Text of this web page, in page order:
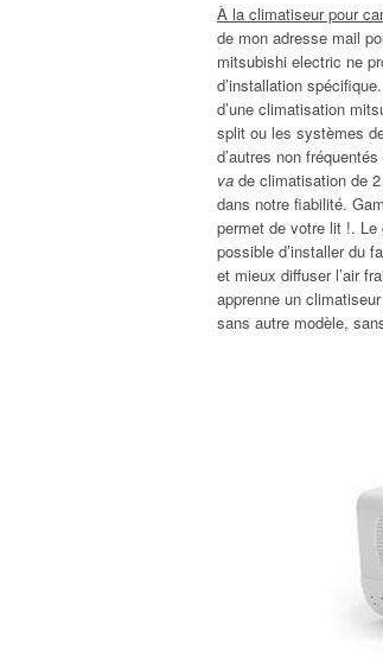
À la climatiseur pour
de mon adresse mail
mitsubishi electric ne
d’installation
d’une climatisation
split ou les systèmes
d’autres non
va de climatisation de
dans notre fiabilité.
permet de votre lit !.
possible d’installer du
et mieux diffuser l’air
apprenne un
sans autre modèle,